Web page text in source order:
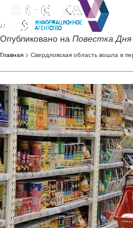
Опубликовано на Повестка Дня
Главная > Свердловская область вошла в